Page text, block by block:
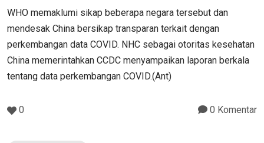
WHO memaklumi sikap beberapa negara tersebut dan
mendesak China bersikap transparan terkait dengan
perkembangan data COVID. NHC sebagai otoritas kesehatan
China memerintahkan CCDC menyampaikan laporan berkala
tentang data perkembangan COVID.(Ant)
0 0 Komentar